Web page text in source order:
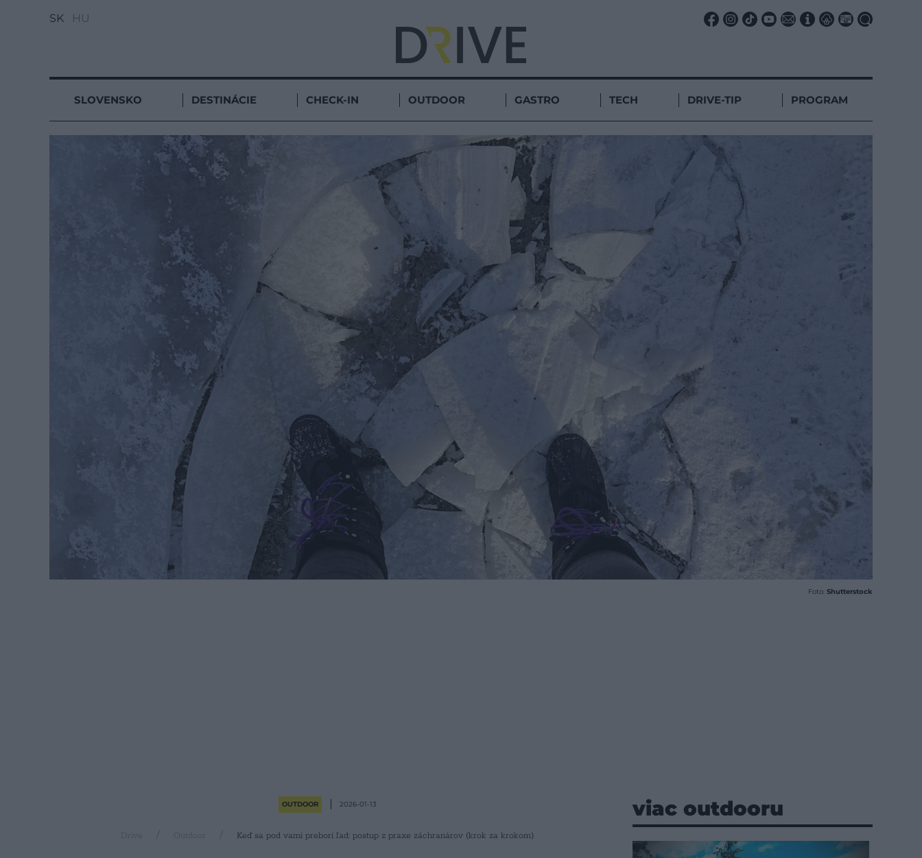
SK HU
SLOVENSKO DESTINÁCIE CHECK-IN OUTDOOR GASTRO TECH DRIVE-TIP PROGRAM
Foto: Shutterstock
OUTDOOR 2026-01-13
Drive Keď sa pod vami preborí ľad: postup z praxe záchranárov (krok za krokom)
viac outdooru